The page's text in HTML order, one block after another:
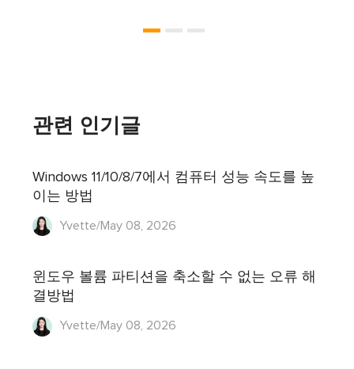
관련 인기글
Windows 11/10/8/7에서 컴퓨터 성능 속도를 높
이는 방법
Yvette/May 08, 2026
윈도우 볼륨 파티션을 축소할 수 없는 오류 해
결방법
Yvette/May 08, 2026